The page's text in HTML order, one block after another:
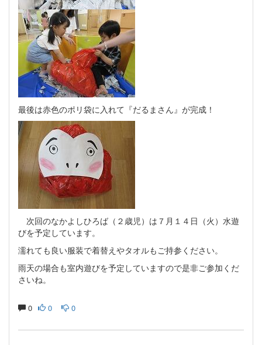
最後は赤色のポリ袋に入れて『だるまさん』が完成！
次回のなかよしひろば（２歳児）は７月１４日（火）水遊
びを予定しています。
濡れても良い服装で着替えやタオルもご持参ください。
雨天の場合も室内遊びを予定していますので是非ご参加くだ
さいね。
0 0 0